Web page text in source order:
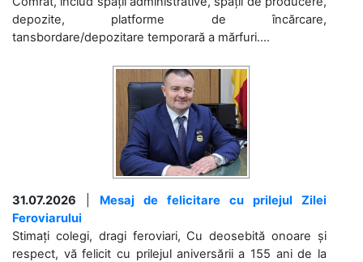
depozite, platforme de încărcare,
tansbordare/depozitare temporară a mărfuri....
31.07.2026
Mesaj de felicitare cu prilejul Zilei
Feroviarului
Stimați colegi, dragi feroviari, Cu deosebită onoare și
respect, vă felicit cu prilejul aniversării a 155 ani de la